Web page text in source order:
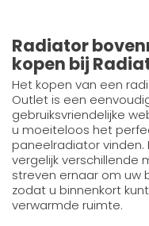
Radiator
kopen bij
Het kopen van een
Outlet is een
gebruiksvriendelijke
u moeiteloos het
paneelradiator vinden.
vergelijk verschillende
streven ernaar om uw
zodat u binnenkort
verwarmde ruimte.